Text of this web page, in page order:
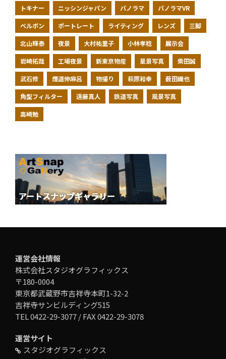
トキナー ニッシンジャパン パノラマ パノラマVR
ベルボン ポートレート ライティング レンズ 三脚
北山輝泰 夜景 大村祐里子 小林孝稔 展示会
岩崎拓哉 工場夜景 新東京物産 星景写真 柴田誠
武石修 煙道伸麻呂 物撮り 萩原和幸 薮田織也
角型フィルター 遠藤真人 鉄道写真 風景写真
高崎勉
運営会社情報
株式会社スタジオグラフィックス
〒180-0004
東京都武蔵野市吉祥寺本町1-32-2
吉祥寺サンビルディング515
TEL 0422-29-3077 / FAX 0422-29-3078
運営サイト
スタジオグラフィックス